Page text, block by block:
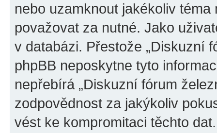
nebo uzamknout jakékoliv
považovat za nutné. Jako
v databázi. Přestože „Diskuzní
phpBB neposkytne tyto
nepřebírá „Diskuzní fórum
zodpovědnost za jakýkoliv
vést ke kompromitaci těchto dat.